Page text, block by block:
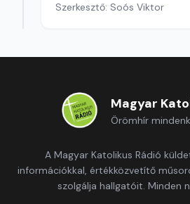
Szerkesztő: Soós Viktor
Magyar
Örömhír
A Magyar Katolikus Rádió
információkkal, értékközvetítő
szolgálja hallgatóit. Minden